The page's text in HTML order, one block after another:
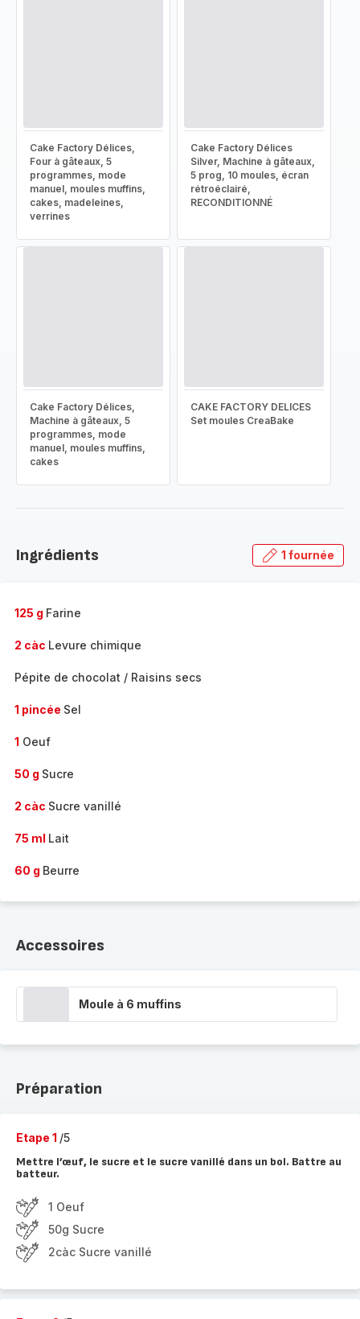
Cake Factory Délices,
Four à gâteaux, 5
programmes, mode
manuel, moules muffins,
cakes, madeleines,
verrines
Cake Factory Délices
Silver, Machine à gâteaux,
5 prog, 10 moules, écran
rétroéclairé,
RECONDITIONNÉ
Cake Factory Délices,
Machine à gâteaux, 5
programmes, mode
manuel, moules muffins,
cakes
CAKE FACTORY DELICES
Set moules CreaBake
Ingrédients 1 fournée
125 g Farine
2 càc Levure chimique
Pépite de chocolat / Raisins secs
1 pincée Sel
1 Oeuf
50 g Sucre
2 càc Sucre vanillé
75 ml Lait
60 g Beurre
Accessoires
Moule à 6 muffins
Préparation
Etape 1 /5
Mettre l’œuf, le sucre et le sucre vanillé dans un bol. Battre au
batteur.
1 Oeuf
50g Sucre
2càc Sucre vanillé